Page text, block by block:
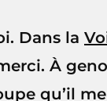
Dans la
À
qu’il